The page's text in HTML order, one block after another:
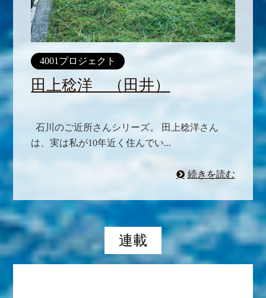
4001プロジェクト
田上稔洋 （田井）
石川のご近所さんシリーズ。 田上稔洋さん
は、実は私が10年近く住んでい...
続きを読む
連載